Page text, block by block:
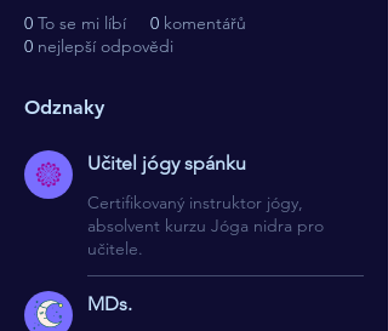
0 To se mi líbí 0 komentářů
0 nejlepší odpovědi
Odznaky
Učitel jógy spánku
Certifikovaný instruktor jógy,
absolvent kurzu Jóga nidra pro
učitele.
MDs.